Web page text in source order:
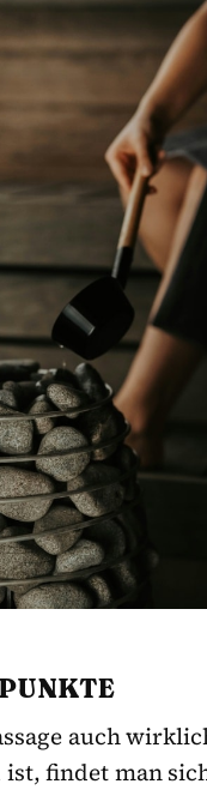
auch
findet man